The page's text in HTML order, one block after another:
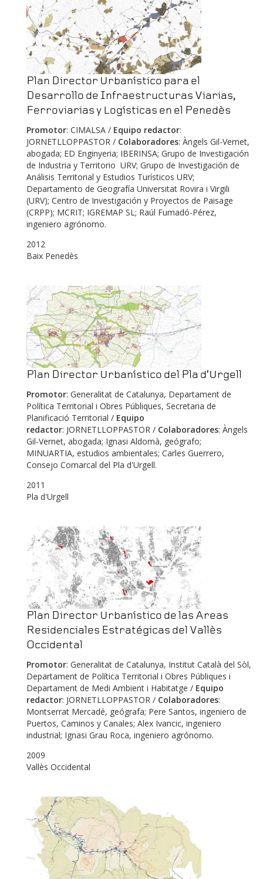
Plan Director Urbanístico para el
Desarrollo de Infraestructuras Viarias,
Ferroviarias y Logísticas en el Penedès
Promotor: CIMALSA / Equipo redactor:
JORNETLLOPPASTOR / Colaboradores: Àngels Gil-Vernet,
abogada; ED Enginyeria; IBERINSA; Grupo de Investigación
de Industria y Territorio URV; Grupo de Investigación de
Análisis Territorial y Estudios Turísticos URV;
Departamento de Geografía Universitat Rovira i Virgili
(URV); Centro de Investigación y Proyectos de Paisage
(CRPP); MCRIT; IGREMAP SL; Raúl Fumadó-Pérez,
ingeniero agrónomo.
2012
Baix Penedès
Plan Director Urbanístico del Pla d'Urgell
Promotor: Generalitat de Catalunya, Departament de
Política Territorial i Obres Públiques, Secretaria de
Planificació Territorial / Equipo
redactor: JORNETLLOPPASTOR / Colaboradores: Àngels
Gil-Vernet, abogada; Ignasi Aldomà, geógrafo;
MINUARTIA, estudios ambientales; Carles Guerrero,
Consejo Comarcal del Pla d'Urgell.
2011
Pla d'Urgell
Plan Director Urbanístico de las Areas
Residenciales Estratégicas del Vallès
Occidental
Promotor: Generalitat de Catalunya, Institut Català del Sòl,
Departament de Política Territorial i Obres Públiques i
Departament de Medi Ambient i Habitatge / Equipo
redactor: JORNETLLOPPASTOR / Colaboradores:
Montserrat Mercadé, geógrafa; Pere Santos, ingeniero de
Puertos, Caminos y Canales; Alex Ivancic, ingeniero
industrial; Ignasi Grau Roca, ingeniero agrónomo.
2009
Vallès Occidental